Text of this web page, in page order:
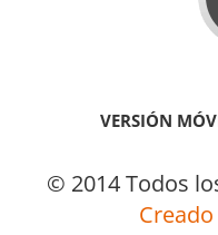
VERSIÓN
© 2014 Todos